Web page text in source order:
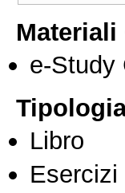
Materiali
e-Study
Libro
Esercizi